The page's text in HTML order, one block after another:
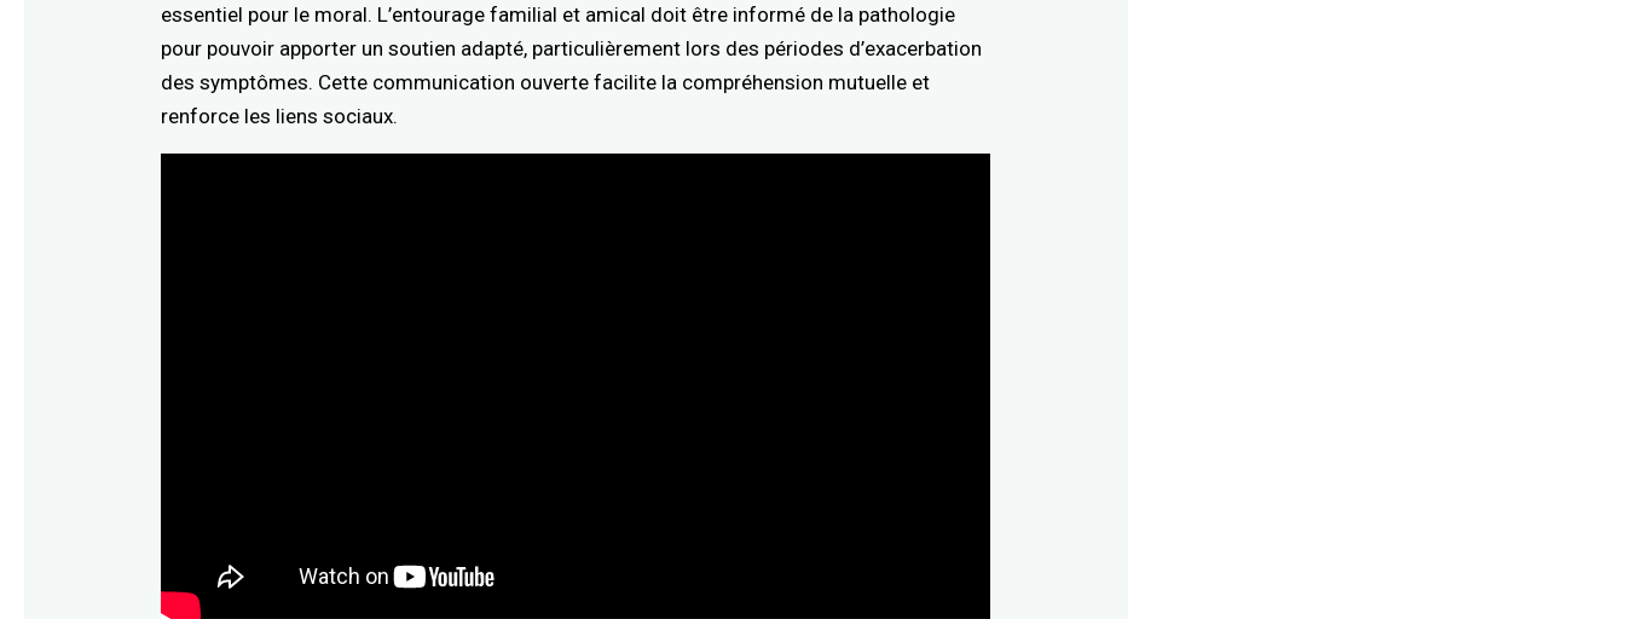
essentiel pour le moral. L’entourage familial et amical doit être informé de la pathologie
pour pouvoir apporter un soutien adapté, particulièrement lors des périodes d’exacerbation
des symptômes. Cette communication ouverte facilite la compréhension mutuelle et
renforce les liens sociaux.